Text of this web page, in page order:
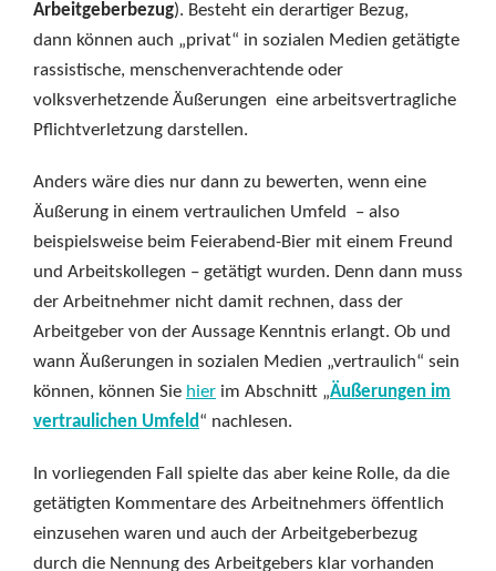
Arbeitgeberbezug). Besteht ein derartiger Bezug,
dann können auch „privat“ in sozialen Medien getätigte
rassistische, menschenverachtende oder
volksverhetzende Äußerungen eine arbeitsvertragliche
Pflichtverletzung darstellen.
Anders wäre dies nur dann zu bewerten, wenn eine
Äußerung in einem vertraulichen Umfeld – also
beispielsweise beim Feierabend-Bier mit einem Freund
und Arbeitskollegen – getätigt wurden. Denn dann muss
der Arbeitnehmer nicht damit rechnen, dass der
Arbeitgeber von der Aussage Kenntnis erlangt. Ob und
wann Äußerungen in sozialen Medien „vertraulich“ sein
können, können Sie hier im Abschnitt „Äußerungen im
vertraulichen Umfeld“ nachlesen.
In vorliegenden Fall spielte das aber keine Rolle, da die
getätigten Kommentare des Arbeitnehmers öffentlich
einzusehen waren und auch der Arbeitgeberbezug
durch die Nennung des Arbeitgebers klar vorhanden